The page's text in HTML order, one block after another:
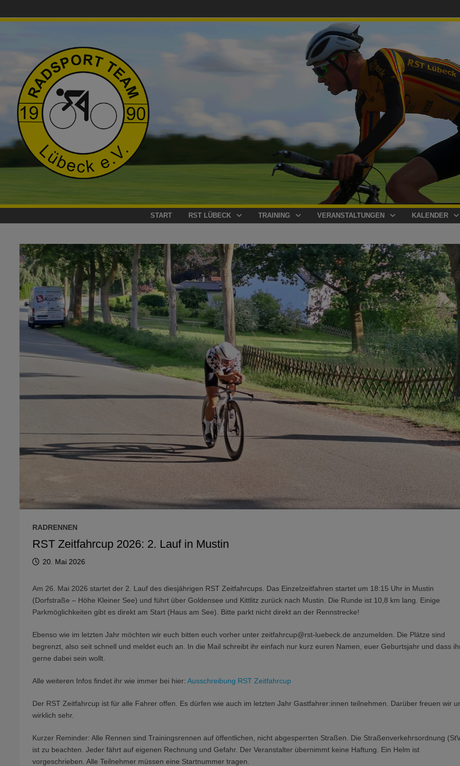
springen
START RST LÜBECK TRAINING VERANSTALTUNGEN KALENDER
RADRENNEN
RST Zeitfahrcup 2026: 2. Lauf in Mustin
20. Mai 2026
Am 26. Mai 2026 startet der 2. Lauf des diesjährigen RST Zeitfahrcups. Das Einzelzeitfahren startet um 18:15 Uhr in Mustin
(Dorfstraße – Höhe Kleiner See) und führt über Goldensee und Kittlitz zurück nach Mustin. Die Runde ist 10,8 km lang. Einige
Parkmöglichkeiten gibt es direkt am Start (Haus am See). Bitte parkt nicht direkt an der Rennstrecke!
Ebenso wie im letzten Jahr möchten wir euch bitten euch vorher unter zeitfahrcup@rst-luebeck.de anzumelden. Die Plätze sind
begrenzt, also seit schnell und meldet euch an. In die Mail schreibt ihr einfach nur kurz euren Namen, euer Geburtsjahr und dass
gerne dabei sein wollt.
Alle weiteren Infos findet ihr wie immer bei hier:Ausschreibung RST Zeitfahrcup
Der RST Zeitfahrcup ist für alle Fahrer offen. Es dürfen wie auch im letzten Jahr Gastfahrer:innen teilnehmen. Darüber freuen wir
wirklich sehr.
Kurzer Reminder: Alle Rennen sind Trainingsrennen auf öffentlichen, nicht abgesperrten Straßen. Die Straßenverkehrsordnung
ist zu beachten. Jeder fährt auf eigenen Rechnung und Gefahr. Der Veranstalter übernimmt keine Haftung. Ein Helm ist
vorgeschrieben. Alle Teilnehmer müssen eine Startnummer tragen.